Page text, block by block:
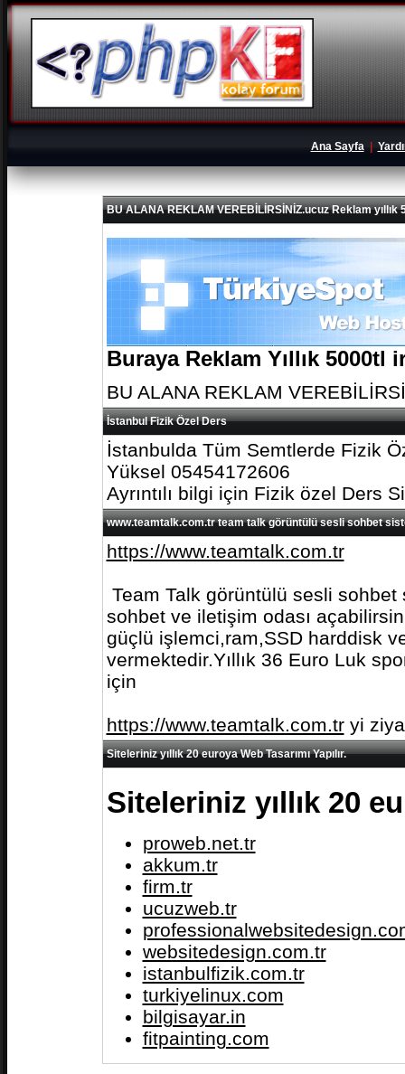
Ana Sayfa|
BU ALANA REKLAM VEREBİLİRSİNİZ.ucuz Reklam yıllık
Buraya Reklam Yıllık
BU ALANA REKLAM
İstanbul Fizik Özel Ders
İstanbulda Tüm Semtlerde Fizik
Yüksel 05454172606
Ayrıntılı bilgi için Fizik özel Ders
www.teamtalk.com.tr team talk görüntülü sesli sohbet
https://www.teamtalk.com.tr
Team Talk görüntülü sesli
sohbet ve iletişim odası
güçlü işlemci,ram,SSD harddisk
vermektedir.Yıllık 36 Euro Luk
için
https://www.teamtalk.com.tryi
Siteleriniz yıllık 20 euroya Web Tasarımı Yapılır.
Siteleriniz yıllık 20
proweb.net.tr
akkum.tr
firm.tr
ucuzweb.tr
websitedesign.com.tr
istanbulfizik.com.tr
turkiyelinux.com
bilgisayar.in
fitpainting.com